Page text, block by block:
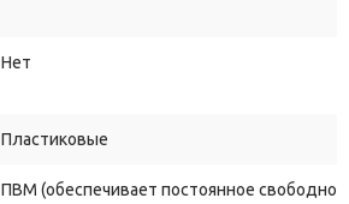
Нет
Пластиковые
ПВМ (обеспечивает постоянное свободное